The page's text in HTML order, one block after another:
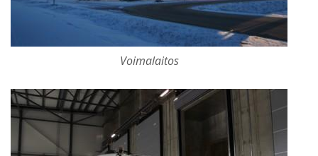
Voimalaitos